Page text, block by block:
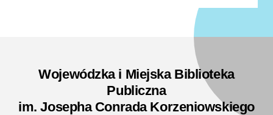
Wojewódzka i Miejska Biblioteka
Publiczna
im. Josepha Conrada Korzeniowskiego